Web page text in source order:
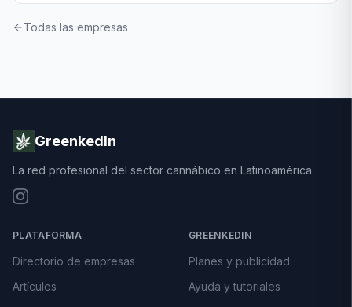
Todas las empresas
GreenkedIn
La red profesional del sector cannábico en Latinoamérica.
PLATAFORMA
Directorio de empresas
Artículos
GREENKEDIN
Planes y publicidad
Ayuda y tutoriales